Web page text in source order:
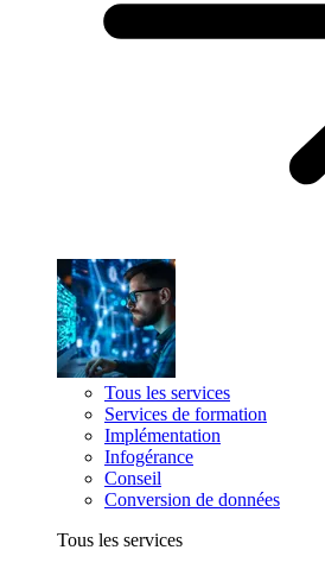
Tous les services
Services de formation
Implémentation
Infogérance
Conseil
Conversion de données
Tous les services